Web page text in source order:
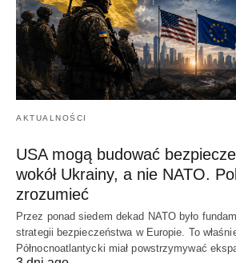
AKTUALNOŚCI
USA mogą budować
wokół Ukrainy, a nie NATO.
zrozumieć
Przez ponad siedem dekad NATO było
strategii bezpieczeństwa w Europie. To
Północnoatlantycki miał powstrzymywać